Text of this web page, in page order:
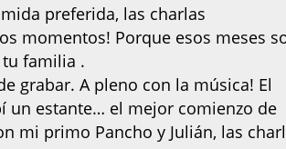
preferida, las charlas
momentos! Porque esos meses
familia .
grabar. A pleno con la música! El
un estante… el mejor comienzo de
mi primo Pancho y Julián, las